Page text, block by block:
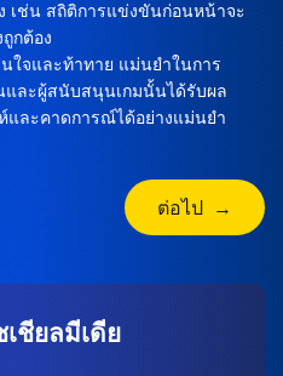
เช่น สถิติการแข่งขันก่อนหน้าจะ
กต้อง
ใจและท้าทาย แม่นยำในการ
และผู้สนับสนุนเกมนั้นได้รับผล
และคาดการณ์ได้อย่างแม่นยำ
ต่อไป →
ชียลมีเดีย